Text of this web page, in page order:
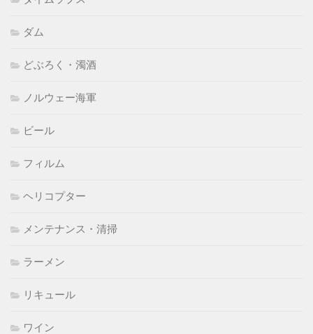
ダム
どぶろく・濁酒
ノルウェー海軍
ビール
フィルム
ヘリコプター
メンテナンス・清掃
ラーメン
リキュール
ワイン